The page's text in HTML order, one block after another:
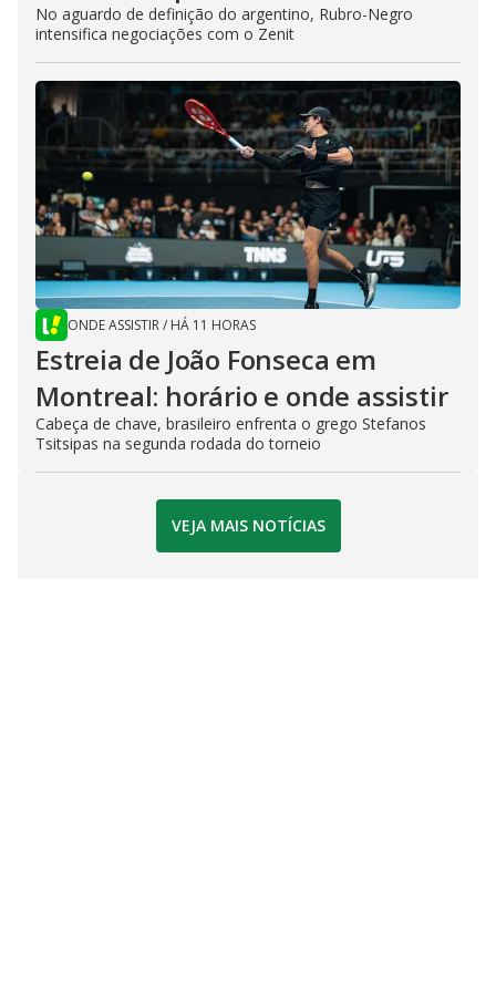
No aguardo de definição do argentino, Rubro-Negro
intensifica negociações com o Zenit
ONDE ASSISTIR/ HÁ 11 HORAS
Estreia de João Fonseca em
Montreal: horário e onde assistir
Cabeça de chave, brasileiro enfrenta o grego Stefanos
Tsitsipas na segunda rodada do torneio
VEJA MAIS NOTÍCIAS